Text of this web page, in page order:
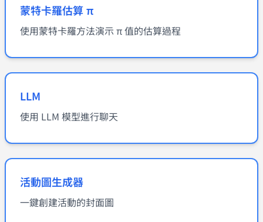
蒙特卡羅估算 π
使用蒙特卡羅方法演示 π 值的估算過程
LLM
使用 LLM 模型進行聊天
活動圖生成器
一鍵創建活動的封面圖